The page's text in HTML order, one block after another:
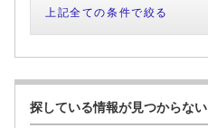
上記全ての条件で絞る
探している情報が見つからない